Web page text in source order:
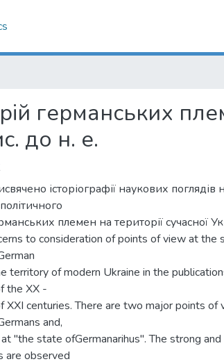
германських
до н. е.
історіографії наукових
племен на території сучасної
to consideration of points of view at the
territory of modern Ukraine in the
the XX -
XXI centuries. There are two major points of
and,
"the state ofGermanarihus". The strong
are observed